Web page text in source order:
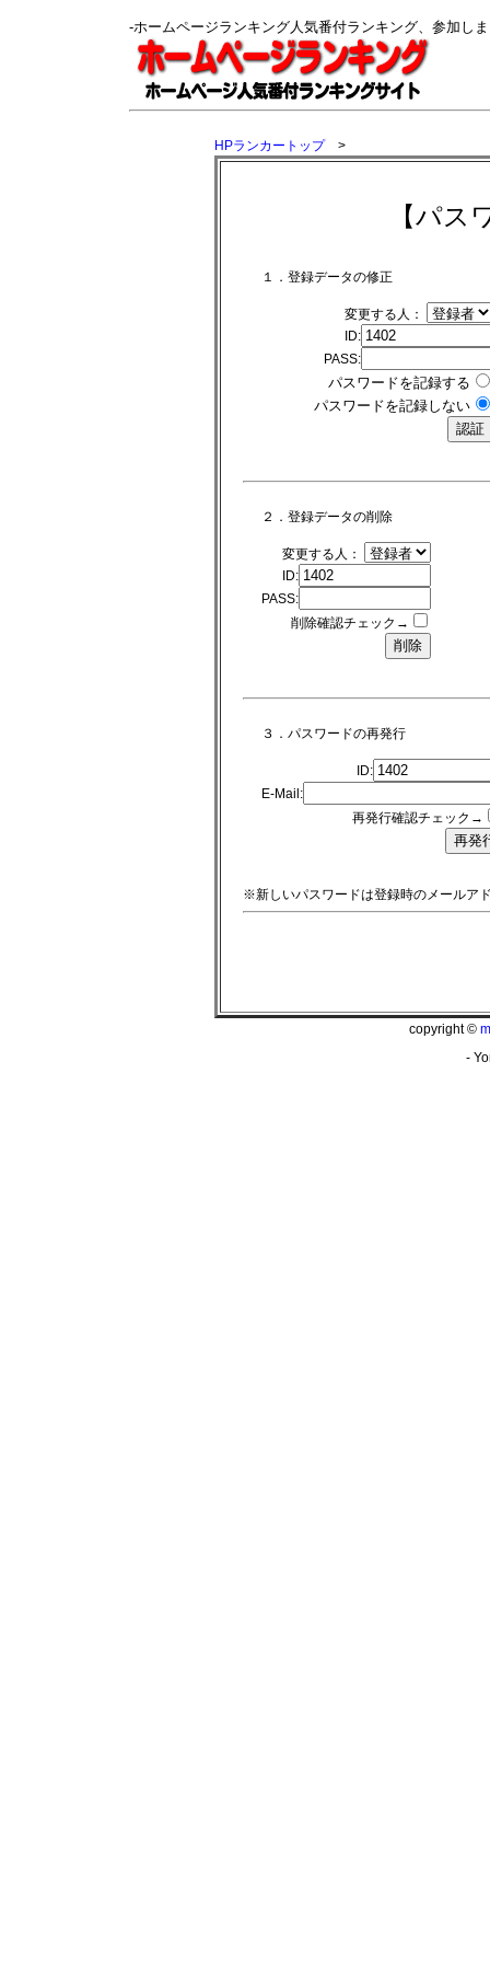
-ホームページランキング人気番付ランキング、参加し
HPランカートップ>
【パス
１．登録データの修正
変更する人：
ID:
PASS:
パスワードを記録する
パスワードを記録しない
２．登録データの削除
変更する人：
ID:
PASS:
削除確認チェック→
３．パスワードの再発行
ID:
E-Mail:
再発行確認チェック→
※新しいパスワードは登録時のメールア
copyright ©
-